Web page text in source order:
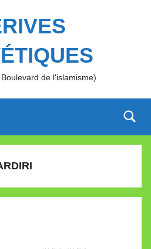
de l'islamisme)